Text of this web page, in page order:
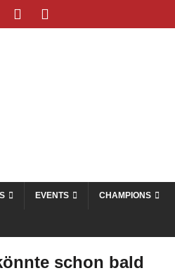
EVENTS CHAMPIONS
schon bald